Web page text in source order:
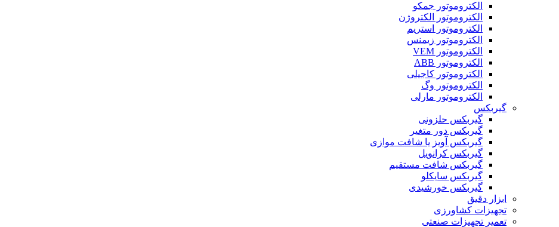
الکتروموتور جمکو
الکتروموتور الکتروژن
الکتروموتور استریم
الکتروموتور زیمنس
الکتروموتور VEM
الکتروموتور ABB
الکتروموتور کاجیلی
الکتروموتور وگ
الکتروموتور مارلی
گیربکس
گیربکس حلزونی
گیربکس دور متغیر
گیربکس آویز یا شافت موازی
گیربکس کرانویل
گیربکس شافت مستقیم
گیربکس سایکلو
گیربکس خورشیدی
ابزار دقیق
تجهیزات کشاورزی
تعمیر تجهیزات صنعتی